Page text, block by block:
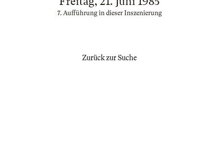
7. Aufführung in dieser Inszenierung
Zurück zur Suche